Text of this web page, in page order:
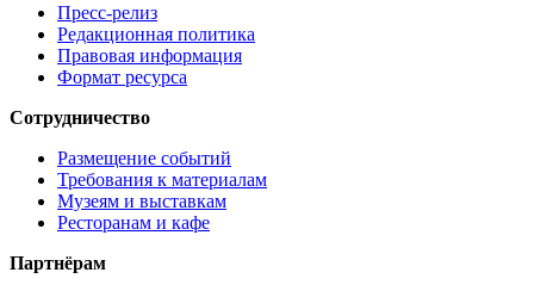
Пресс-релиз
Редакционная политика
Правовая информация
Формат ресурса
Сотрудничество
Размещение событий
Требования к материалам
Музеям и выставкам
Ресторанам и кафе
Партнёрам